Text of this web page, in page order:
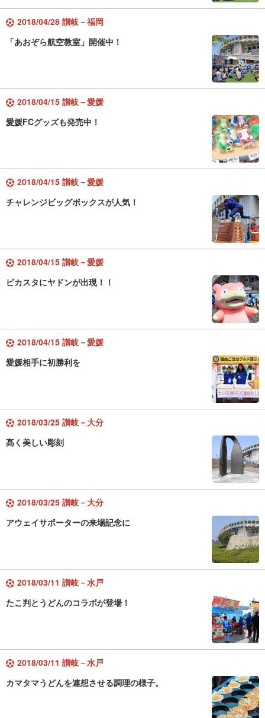
2018/04/28 讃岐－福岡
「あおぞら航空教室」開催中！
2018/04/15 讃岐－愛媛
愛媛FCグッズも発売中！
2018/04/15 讃岐－愛媛
チャレンジビッグボックスが人気！
2018/04/15 讃岐－愛媛
ピカスタにヤドンが出現！！
2018/04/15 讃岐－愛媛
愛媛相手に初勝利を
2018/03/25 讃岐－大分
髙く美しい彫刻
2018/03/25 讃岐－大分
アウェイサポーターの来場記念に
2018/03/11 讃岐－水戸
たこ判とうどんのコラボが登場！
2018/03/11 讃岐－水戸
カマタマうどんを連想させる調理の様子。